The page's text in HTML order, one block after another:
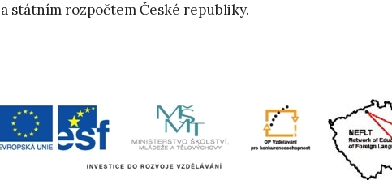
a státním rozpočtem České republiky.